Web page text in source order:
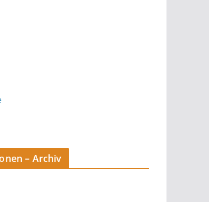
– Archiv